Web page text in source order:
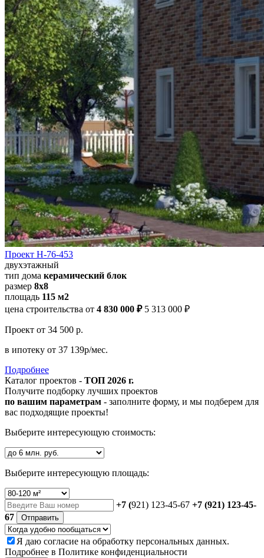
Проект Н-76-453
двухэтажный
тип дома керамический блок
размер 8х8
площадь 115 м2
цена строительства от 4 830 000 ₽ 5 313 000 ₽
Проект от 34 500 р.
в ипотеку от 37 139р/мес.
Подробнее
Каталог проектов - ТОП 2026 г.
Получите подборку лучших проектов
по вашим параметрам - заполните форму, и мы подберем для
вас подходящие проекты!
Выберите интересующую стоимость:
Выберите интересующую площадь:
+7 (921) 123-45-67 +7 (921) 123-45-
67
Отправить
Я даю согласие на обработку персональных данных.
Подробнее в Политике конфиденциальности